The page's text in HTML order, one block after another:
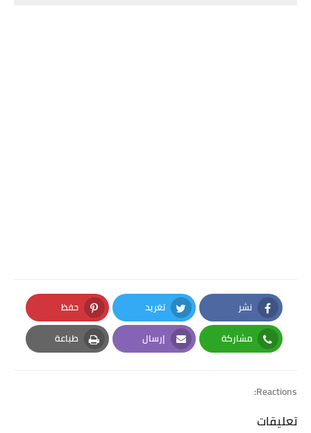
نشر
Facebook
تغريد
Twitter
حفظ
Pinterest
مشاركة
Whatsapp
إرسال
Email
طباعة
Print
Reactions:
تعليقات